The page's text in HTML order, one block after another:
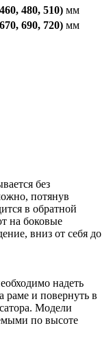
480, 510) мм
690, 720) мм
без
потянув
в обратной
на боковые
вниз от себя до
надеть
раме и повернуть в
Модели
по высоте